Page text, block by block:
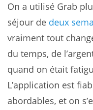
On a utilisé Grab
séjour de deux
vraiment tout
du temps, de
quand on était
L’application est
abordables, et on